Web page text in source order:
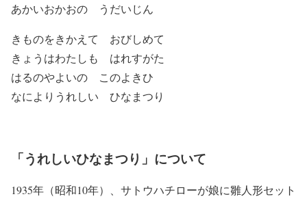
あかいおかおの うだいじん
きものをきかえて おびしめて
きょうはわたしも はれすがた
はるのやよいの このよきひ
なによりうれしい ひなまつり
「うれしいひなまつり」について
1935年（昭和10年）、サトウハチローが娘に雛人形セット